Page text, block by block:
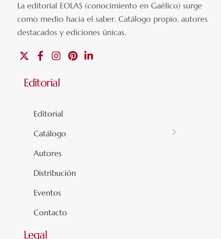
La editorial EOLAS (conocimiento en Gaélico) surge
como medio hacia el saber.Catálogo propio, autores
destacados y ediciones únicas.
FacebookInstagramPinterest
Editorial
Editorial
Catálogo
Autores
Distribución
Eventos
Contacto
Legal